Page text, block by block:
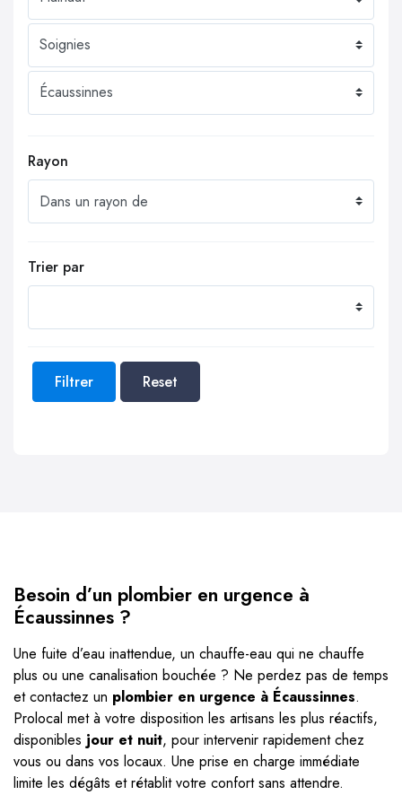
Rayon
Trier par
Filtrer Reset
Besoin d’un plombier en urgence à
Écaussinnes ?
Une fuite d’eau inattendue, un chauffe-eau qui ne chauffe
plus ou une canalisation bouchée ? Ne perdez pas de temps
et contactez un plombier en urgence à Écaussinnes.
Prolocal met à votre disposition les artisans les plus réactifs,
disponibles jour et nuit, pour intervenir rapidement chez
vous ou dans vos locaux. Une prise en charge immédiate
limite les dégâts et rétablit votre confort sans attendre.